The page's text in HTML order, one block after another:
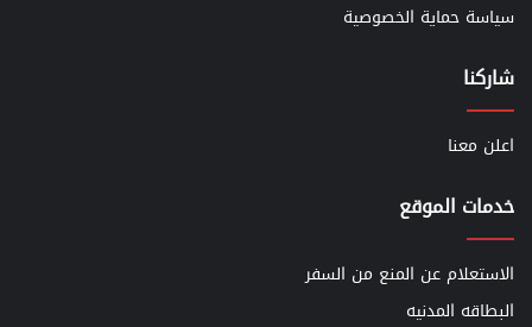
سياسة حماية الخصوصية
شاركنا
اعلن معنا
خدمات الموقع
الاستعلام عن المنع من السفر
البطاقه المدنيه